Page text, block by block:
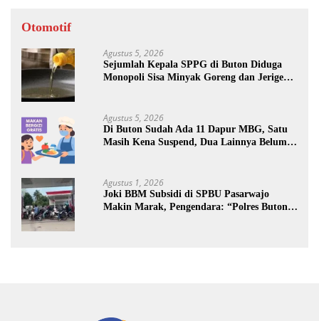
Otomotif
Agustus 5, 2026
Sejumlah Kepala SPPG di Buton Diduga
Monopoli Sisa Minyak Goreng dan Jerigen
Agustus 5, 2026
Di Buton Sudah Ada 11 Dapur MBG, Satu
Masih Kena Suspend, Dua Lainnya Belum
Agustus 1, 2026
Joki BBM Subsidi di SPBU Pasarwajo
Makin Marak, Pengendara: “Polres Buton